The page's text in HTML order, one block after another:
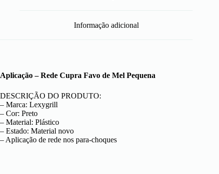
Informação adicional
Aplicação – Rede Cupra Favo de Mel Pequena
DESCRIÇÃO DO PRODUTO:
– Marca: Lexygrill
– Cor: Preto
– Material: Plástico
– Estado: Material novo
– Aplicação de rede nos para-choques